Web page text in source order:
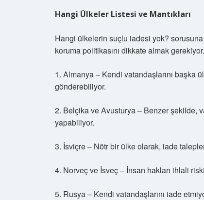
Hangi Ülkeler Listesi ve Mantıkları
Hangi ülkelerin suçlu iadesi yok?
koruma politikasını dikkate almak
1. Almanya – Kendi vatandaşlarını başka
gönderebiliyor.
2. Belçika ve Avusturya – Benzer şekilde,
yapabiliyor.
3. İsviçre – Nötr bir ülke olarak, iade
4. Norveç ve İsveç – İnsan hakları ihlali
5. Rusya – Kendi vatandaşlarını iade